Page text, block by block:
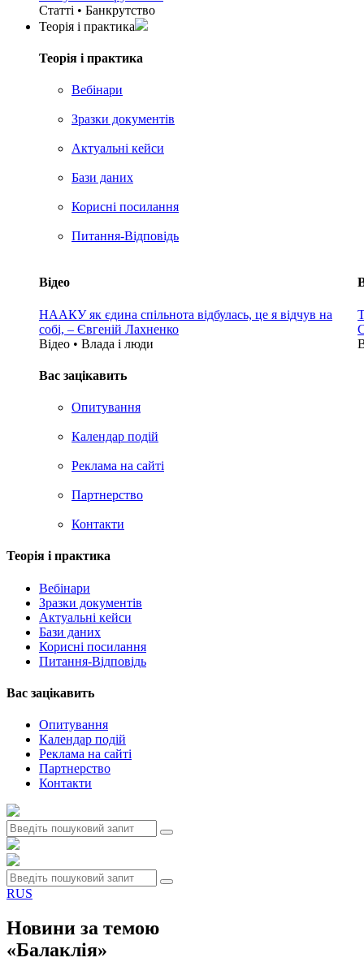
Статті • Банкрутство
Теорія i практика
Теорія i практика
Вебінари
Зразки документів
Актуальні кейси
Бази даних
Корисні посилання
Питання-Відповідь
Відео
НААКУ як єдина спільнота відбулась, це я відчув на
собі, – Євгеній Лахненко
Відео • Влада i люди
Вас зацікавить
Опитування
Календар подій
Реклама на сайтi
Партнерство
Контакти
Теорія i практика
Вебінари
Зразки документів
Актуальні кейси
Бази даних
Корисні посилання
Питання-Відповідь
Вас зацiкавить
Опитування
Календар подій
Реклама на сайтi
Партнерство
Контакти
RUS
Новини за темою
«Балаклія»